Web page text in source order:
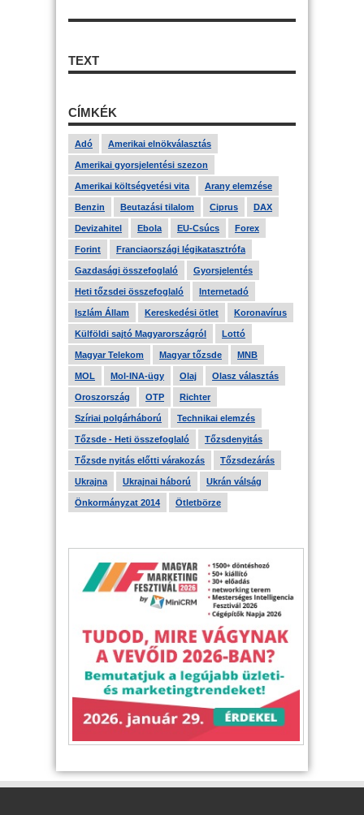
TEXT
CÍMKÉK
Adó Amerikai elnökválasztás
Amerikai gyorsjelentési szezon
Amerikai költségvetési vita Arany elemzése
Benzin Beutazási tilalom Ciprus DAX
Devizahitel Ebola EU-Csúcs Forex
Forint Franciaországi légikatasztrófa
Gazdasági összefoglaló Gyorsjelentés
Heti tőzsdei összefoglaló Internetadó
Iszlám Állam Kereskedési ötlet Koronavírus
Külföldi sajtó Magyarországról Lottó
Magyar Telekom Magyar tőzsde MNB
MOL Mol-INA-ügy Olaj Olasz választás
Oroszország OTP Richter
Szíriai polgárháború Technikai elemzés
Tőzsde - Heti összefoglaló Tőzsdenyitás
Tőzsde nyitás előtti várakozás Tőzsdezárás
Ukrajna Ukrajnai háború Ukrán válság
Önkormányzat 2014 Ötletbörze